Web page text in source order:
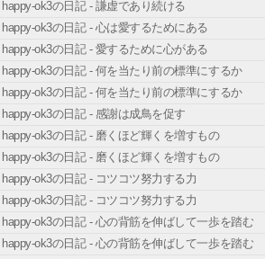
happy-ok3の日記 - 謙虚であり続ける
happy-ok3の日記 - 心は愛するためにある
happy-ok3の日記 - 愛するために心がある
happy-ok3の日記 - 何を当たり前の標準にするか
happy-ok3の日記 - 何を当たり前の標準にするか
happy-ok3の日記 - 感謝は成鳥を促す
happy-ok3の日記 - 磨くほど輝くを増すもの
happy-ok3の日記 - 磨くほど輝くを増すもの
happy-ok3の日記 - コツコツ努力する力
happy-ok3の日記 - コツコツ努力する力
happy-ok3の日記 - 心の背筋を伸ばして一歩を踏む
happy-ok3の日記 - 心の背筋を伸ばして一歩を踏む